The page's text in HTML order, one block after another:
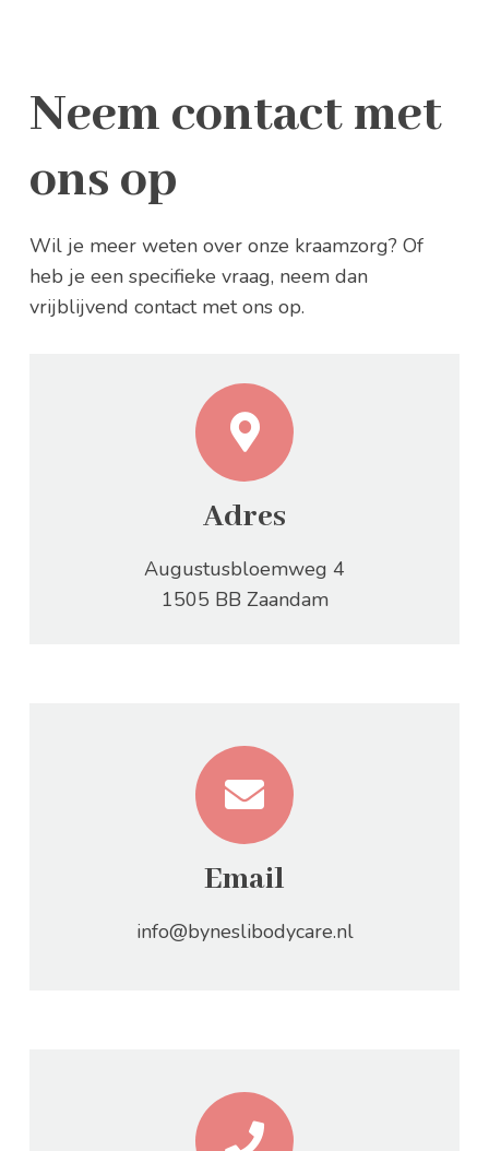
Neem contact met
ons op
Wil je meer weten over onze kraamzorg? Of
heb je een specifieke vraag, neem dan
vrijblijvend contact met ons op.
Adres
Augustusbloemweg 4
1505 BB Zaandam
Email
info@byneslibodycare.nl